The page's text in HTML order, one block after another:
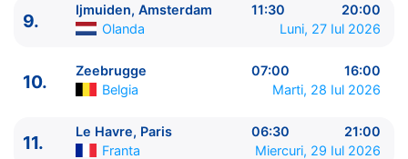
9.
Ijmuiden, Amsterdam Olanda
11:30 - 20:00
Zeebrugge Belgia
Le Havre, Paris
06:30 - 21:00
12.
Southampton 05:00 - ⚓
9.
Ijmuiden, Amsterdam 11:30
20:00
Olanda
Luni, 27 Iul 2026
10.
Zeebrugge 07:00
16:00
Belgia
Marti, 28 Iul 2026
11.
Le Havre, Paris 06:30
21:00
Franta
Miercuri, 29 Iul 2026